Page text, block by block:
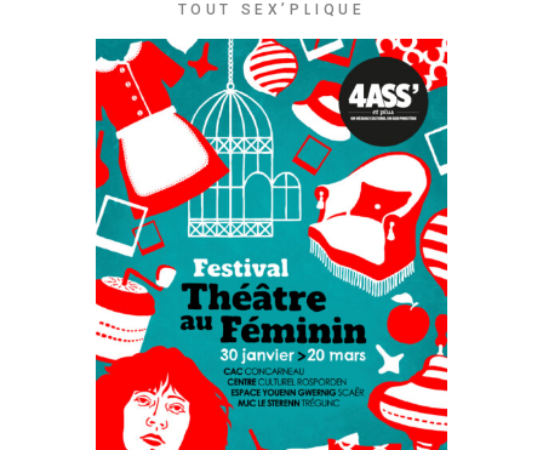
TOUT SEX’PLIQUE